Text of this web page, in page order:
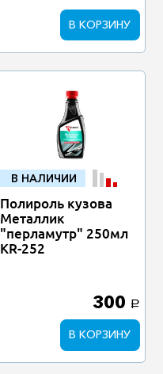
В КОРЗИНУ
В НАЛИЧИИ
Полироль кузова
Металлик
"перламутр" 250мл
KR-252
300 a
В КОРЗИНУ